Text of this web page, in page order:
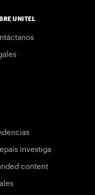
UNITEL
investiga
content